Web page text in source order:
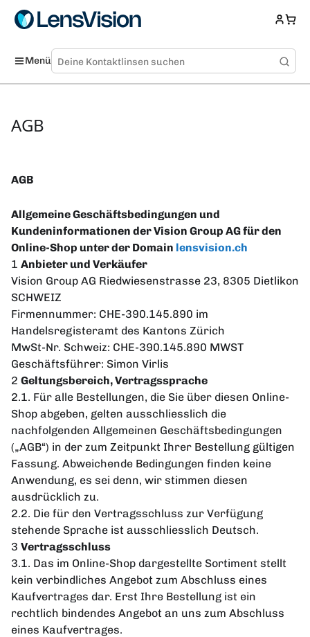
Menü
AGB
AGB
Allgemeine Geschäftsbedingungen und
Kundeninformationen der Vision Group AG für den
Online-Shop unter der Domain lensvision.ch
1 Anbieter und Verkäufer
Vision Group AG Riedwiesenstrasse 23, 8305 Dietlikon
SCHWEIZ
Firmennummer: CHE-390.145.890 im
Handelsregisteramt des Kantons Zürich
MwSt-Nr. Schweiz: CHE-390.145.890 MWST
Geschäftsführer: Simon Virlis
2 Geltungsbereich, Vertragssprache
2.1. Für alle Bestellungen, die Sie über diesen Online-
Shop abgeben, gelten ausschliesslich die
nachfolgenden Allgemeinen Geschäftsbedingungen
(„AGB“) in der zum Zeitpunkt Ihrer Bestellung gültigen
Fassung. Abweichende Bedingungen finden keine
Anwendung, es sei denn, wir stimmen diesen
ausdrücklich zu.
2.2. Die für den Vertragsschluss zur Verfügung
stehende Sprache ist ausschliesslich Deutsch.
3 Vertragsschluss
3.1. Das im Online-Shop dargestellte Sortiment stellt
kein verbindliches Angebot zum Abschluss eines
Kaufvertrages dar. Erst Ihre Bestellung ist ein
rechtlich bindendes Angebot an uns zum Abschluss
eines Kaufvertrages.